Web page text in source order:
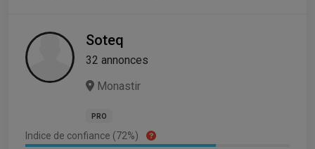
Soteq
32 annonces
Monastir
PRO
Indice de confiance (72%)